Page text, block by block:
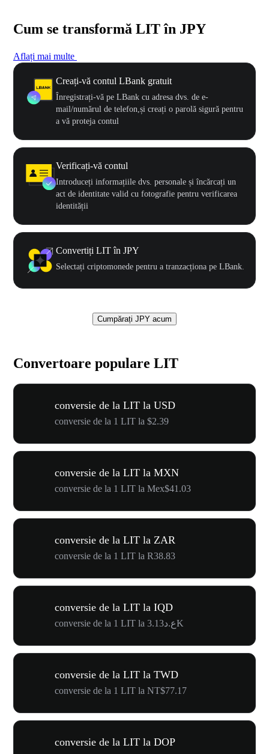
Cum se transformă LIT în JPY
Aflați mai multe
Creați-vă contul LBank gratuit
Înregistrați-vă pe LBank cu adresa dvs. de e-
mail/numărul de telefon,și creați o parolă sigură pentru
a vă proteja contul
Verificați-vă contul
Introduceți informațiile dvs. personale și încărcați un
act de identitate valid cu fotografie pentru verificarea
identității
Convertiți LIT în JPY
Selectați criptomonede pentru a tranzacționa pe LBank.
Cumpărați JPY acum
Convertoare populare LIT
conversie de la LIT la USD
conversie de la 1 LIT la $2.39
conversie de la LIT la MXN
conversie de la 1 LIT la Mex$41.03
conversie de la LIT la ZAR
conversie de la 1 LIT la R38.83
conversie de la LIT la IQD
conversie de la 1 LIT la ع.د3.13K
conversie de la LIT la TWD
conversie de la 1 LIT la NT$77.17
conversie de la LIT la DOP